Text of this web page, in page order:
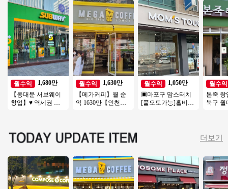
고수익 창업!
월수익
1,680만
【동대문 서브웨이
창업】♥ 역세권 오
세대 / 낮은 투자금액
월수익
1,630만
【메가커피】월 순
익 1630만【인천】
료! / 오토 운영
월수익
1,050만
▣마포구 맘스터치
[풀오토가능]홀비중
고매출
월수익
본죽 창
북구 월
더보기